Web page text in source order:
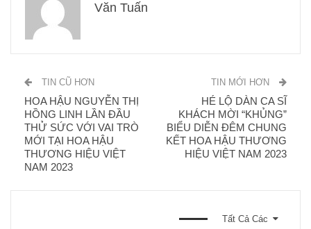
Văn Tuấn
TIN CŨ HƠN
HOA HẬU NGUYỄN THỊ
HỒNG LINH LẦN ĐẦU
THỬ SỨC VỚI VAI TRÒ
MỚI TẠI HOA HẬU
THƯƠNG HIỆU VIỆT
NAM 2023
TIN MỚI HƠN
HÉ LỘ DÀN CA SĨ
KHÁCH MỜI “KHỦNG”
BIỂU DIỄN ĐÊM CHUNG
KẾT HOA HẬU THƯƠNG
HIỆU VIỆT NAM 2023
Tất Cả Các